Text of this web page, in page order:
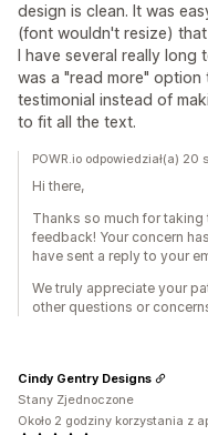
design is clean. It was
(font wouldn't resize)
I have several really
was a "read more"
testimonial instead of
to fit all the text.
POWR.io odpowiedział(a)
Hi there,
Thanks so much for
feedback! Your concern
have sent a reply to your
We truly appreciate your
other questions or
Cindy Gentry Designs
Stany Zjednoczone
Około 2 godziny korzystania z